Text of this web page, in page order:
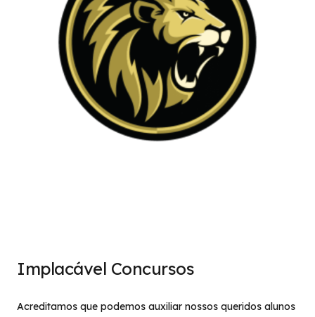
Implacável Concursos
Acreditamos que podemos auxiliar nossos queridos alunos